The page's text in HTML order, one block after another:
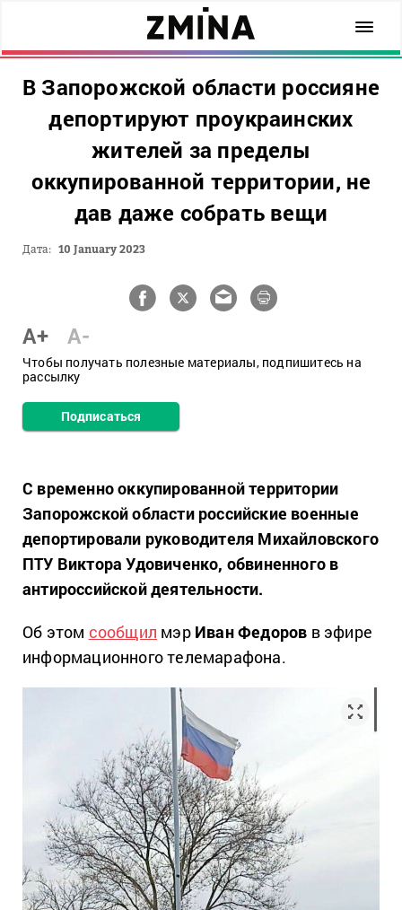
В Запорожской области россияне
депортируют проукраинских
жителей за пределы
оккупированной территории, не
дав даже собрать вещи
Дата: 10 January 2023
A+ A-
Чтобы получать полезные материалы, подпишитесь на
рассылку
Подписаться
С временно оккупированной территории
Запорожской области российские военные
депортировали руководителя Михайловского
ПТУ Виктора Удовиченко, обвиненного в
антироссийской деятельности.
Об этом сообщил мэрИван Федоров в эфире
информационного телемарафона.